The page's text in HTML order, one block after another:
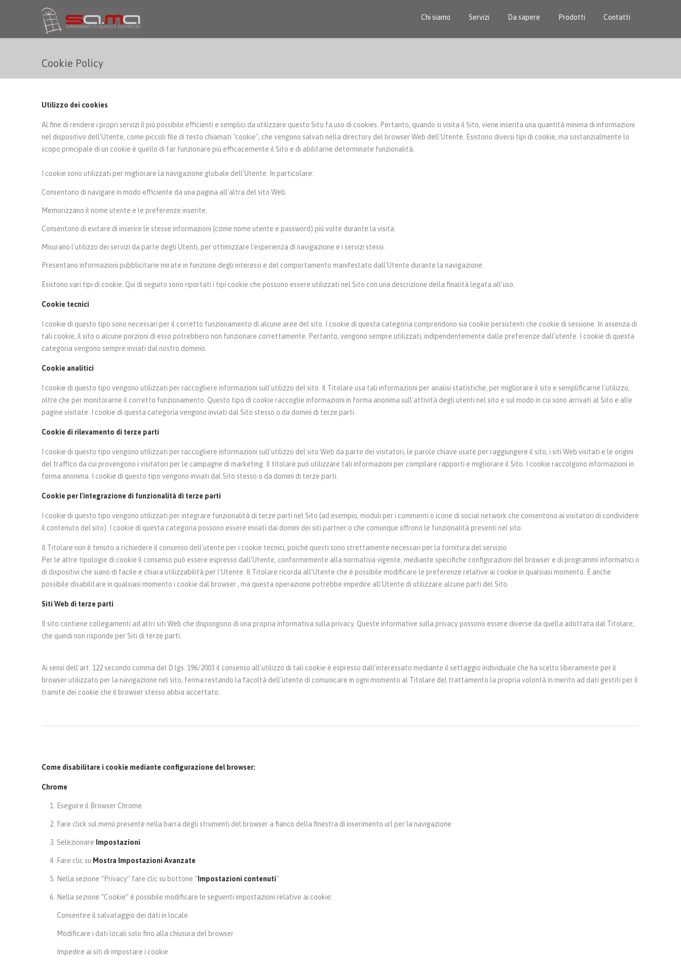
Chi siamo Servizi Da sapere Prodotti Contatti
Cookie Policy
Utilizzo dei cookies
Al fine di rendere i propri servizi il più possibile efficienti e semplici da utilizzare questo Sito fa uso di cookies. Pertanto, quando si visita il Sito, viene inserita una quantità minima di informazioni
nel dispositivo dell'Utente, come piccoli file di testo chiamati "cookie", che vengono salvati nella directory del browser Web dell'Utente. Esistono diversi tipi di cookie, ma sostanzialmente lo
scopo principale di un cookie è quello di far funzionare più efficacemente il Sito e di abilitarne determinate funzionalità.
I cookie sono utilizzati per migliorare la navigazione globale dell'Utente. In particolare:
Consentono di navigare in modo efficiente da una pagina all'altra del sito Web.
Memorizzano il nome utente e le preferenze inserite.
Consentono di evitare di inserire le stesse informazioni (come nome utente e password) più volte durante la visita.
Misurano l'utilizzo dei servizi da parte degli Utenti, per ottimizzare l'esperienza di navigazione e i servizi stessi.
Presentano informazioni pubblicitarie mirate in funzione degli interessi e del comportamento manifestato dall'Utente durante la navigazione.
Esistono vari tipi di cookie. Qui di seguito sono riportati i tipi cookie che possono essere utilizzati nel Sito con una descrizione della finalità legata all'uso.
Cookie tecnici
I cookie di questo tipo sono necessari per il corretto funzionamento di alcune aree del sito. I cookie di questa categoria comprendono sia cookie persistenti che cookie di sessione. In assenza di
tali cookie, il sito o alcune porzioni di esso potrebbero non funzionare correttamente. Pertanto, vengono sempre utilizzati, indipendentemente dalle preferenze dall'utente. I cookie di questa
categoria vengono sempre inviati dal nostro dominio.
Cookie analitici
I cookie di questo tipo vengono utilizzati per raccogliere informazioni sull'utilizzo del sito. Il Titolare usa tali informazioni per analisi statistiche, per migliorare il sito e semplificarne l'utilizzo,
oltre che per monitorarne il corretto funzionamento. Questo tipo di cookie raccoglie informazioni in forma anonima sull'attività degli utenti nel sito e sul modo in cui sono arrivati al Sito e alle
pagine visitate. I cookie di questa categoria vengono inviati dal Sito stesso o da domini di terze parti.
Cookie di rilevamento di terze parti
I cookie di questo tipo vengono utilizzati per raccogliere informazioni sull'utilizzo del sito Web da parte dei visitatori, le parole chiave usate per raggiungere il sito, i siti Web visitati e le origini
del traffico da cui provengono i visitatori per le campagne di marketing. Il titolare può utilizzare tali informazioni per compilare rapporti e migliorare il Sito. I cookie raccolgono informazioni in
forma anonima. I cookie di questo tipo vengono inviati dal Sito stesso o da domini di terze parti.
Cookie per l'integrazione di funzionalità di terze parti
I cookie di questo tipo vengono utilizzati per integrare funzionalità di terze parti nel Sito (ad esempio, moduli per i commenti o icone di social network che consentono ai visitatori di condividere
il contenuto del sito). I cookie di questa categoria possono essere inviati dai domini dei siti partner o che comunque offrono le funzionalità presenti nel sito.
Il Titolare non è tenuto a richiedere il consenso dell'utente per i cookie tecnici, poiché questi sono strettamente necessari per la fornitura del servizio.
Per le altre tipologie di cookie il consenso può essere espresso dall'Utente, conformemente alla normativa vigente, mediante specifiche configurazioni del browser e di programmi informatici o
di dispositivi che siano di facile e chiara utilizzabilità per l'Utente. Il Titolare ricorda all'Utente che è possibile modificare le preferenze relative ai cookie in qualsiasi momento. È anche
possibile disabilitare in qualsiasi momento i cookie dal browser , ma questa operazione potrebbe impedire all'Utente di utilizzare alcune parti del Sito.
Siti Web di terze parti
Il sito contiene collegamenti ad altri siti Web che dispongono di una propria informativa sulla privacy. Queste informative sulla privacy possono essere diverse da quella adottata dal Titolare,
che quindi non risponde per Siti di terze parti.
Ai sensi dell'art. 122 secondo comma del D.lgs. 196/2003 il consenso all'utilizzo di tali cookie è espresso dall'interessato mediante il settaggio individuale che ha scelto liberamente per il
browser utilizzato per la navigazione nel sito, ferma restando la facoltà dell'utente di comunicare in ogni momento al Titolare del trattamento la propria volontà in merito ad dati gestiti per il
tramite dei cookie che il browser stesso abbia accettato.
Come disabilitare i cookie mediante configurazione del browser:
Chrome
Eseguire il Browser Chrome
Fare click sul menù presente nella barra degli strumenti del browser a fianco della finestra di inserimento url per la navigazione
Selezionare Impostazioni
Fare clic su Mostra Impostazioni Avanzate
Nella sezione “Privacy” fare clic su bottone “ Impostazioni contenuti“
Nella sezione “Cookie” è possibile modificare le seguenti impostazioni relative ai cookie:
Consentire il salvataggio dei dati in locale
Modificare i dati locali solo fino alla chiusura del browser
Impedire ai siti di impostare i cookie